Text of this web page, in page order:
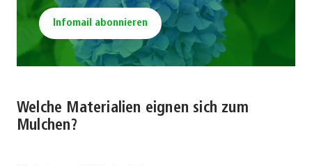
Infomail abonnieren
Welche Materialien eignen sich zum
Mulchen?